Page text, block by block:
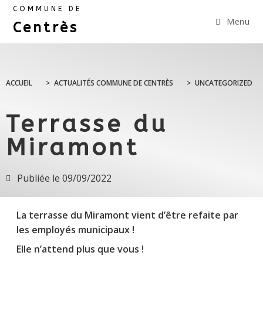
COMMUNE DE
Centrès Menu
ACCUEIL > ACTUALITÉS COMMUNE DE CENTRÈS > UNCATEGORIZED
Terrasse du
Miramont
Publiée le 09/09/2022
La terrasse du Miramont vient d’être refaite par
les employés municipaux !
Elle n’attend plus que vous !